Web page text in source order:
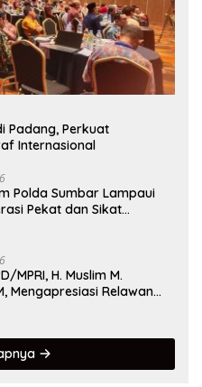
Padang, Perkuat
Internasional
Polda Sumbar Lampaui
Pekat dan Sikat
MPRI, H. Muslim M.
Mengapresiasi Relawan